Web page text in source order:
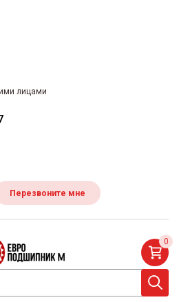
лицами
Перезвоните мне
0